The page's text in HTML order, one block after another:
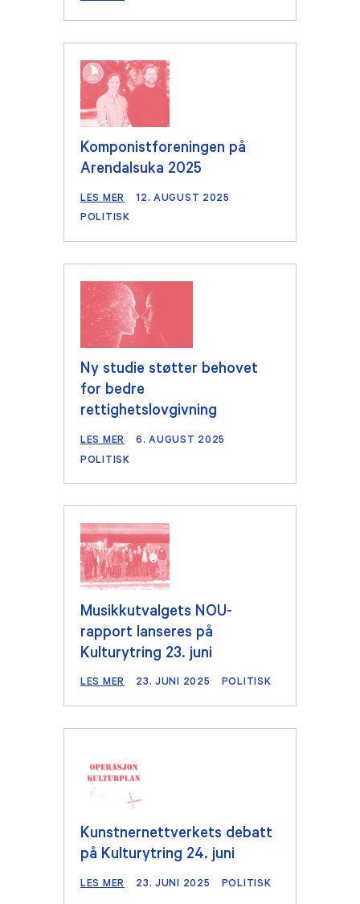
Komponistforeningen på
Arendalsuka 2025
LES MER
12. AUGUST 2025
POLITISK
Ny studie støtter behovet
for bedre
rettighetslovgivning
LES MER
6. AUGUST 2025
POLITISK
Musikkutvalgets NOU-
rapport lanseres på
Kulturytring 23. juni
LES MER 23. JUNI 2025 POLITISK
Kunstnernettverkets debatt
på Kulturytring 24. juni
LES MER 23. JUNI 2025 POLITISK